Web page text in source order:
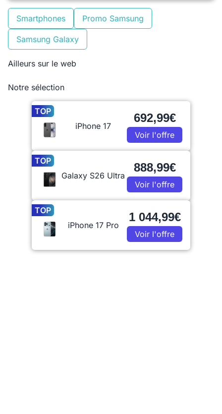
Smartphones Promo Samsung
Samsung Galaxy
Ailleurs sur le web
Notre sélection
TOP
iPhone 17
692,99€
Voir l'offre
TOP
Galaxy S26 Ultra
888,99€
Voir l'offre
TOP
iPhone 17 Pro
1 044,99€
Voir l'offre